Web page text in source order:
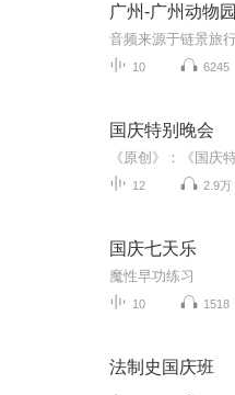
广州-广州动物园
10 6245
国庆特别晚会
12 2.9万
国庆七天乐
魔性早功练习
10 1518
法制史国庆班